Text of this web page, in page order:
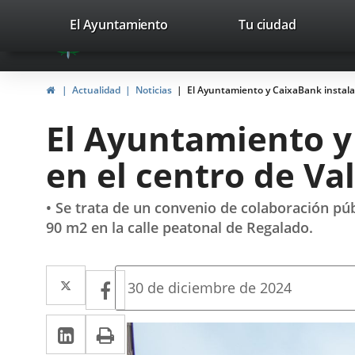
Portal
Web
del
Valladolid
avaTop
valladolid.es
El Ayuntamiento Tu ciudad
HomeActualidad Noticias El Ayuntamiento y CaixaBank
El Ayuntamiento
en el centro de
• Se trata de un convenio de colaboración
90 m2 en la calle peatonal de Regalado.
Twitter
Enlace
a
una
Facebook
Enlace
a
una
Linkedin
EnlacePrint
Fecha
la
noticia
30 de diciembre de 2024